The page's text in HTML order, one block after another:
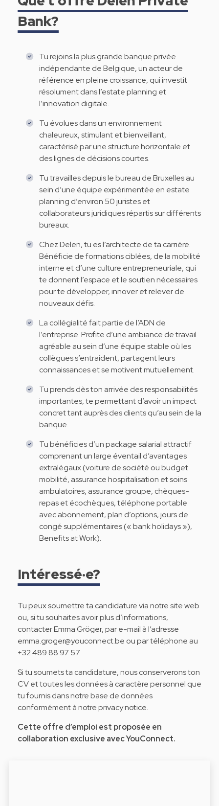
Bank?
Tu rejoins la plus grande banque privée
indépendante de Belgique, un acteur de
référence en pleine croissance, qui investit
résolument dans l’estate planning et
l’innovation digitale.
Tu évolues dans un environnement
chaleureux, stimulant et bienveillant,
caractérisé par une structure horizontale et
des lignes de décisions courtes.
Tu travailles depuis le bureau de Bruxelles au
sein d’une équipe expérimentée en estate
planning d’environ 50 juristes et
collaborateurs juridiques répartis sur différents
bureaux.
Chez Delen, tu es l’architecte de ta carrière.
Bénéficie de formations ciblées, de la mobilité
interne et d’une culture entrepreneuriale, qui
te donnent l’espace et le soutien nécessaires
pour te développer, innover et relever de
nouveaux défis.
La collégialité fait partie de l’ADN de
l’entreprise. Profite d’une ambiance de travail
agréable au sein d’une équipe stable où les
collègues s’entraident, partagent leurs
connaissances et se motivent mutuellement.
Tu prends dès ton arrivée des responsabilités
importantes, te permettant d’avoir un impact
concret tant auprès des clients qu’au sein de la
banque.
Tu bénéficies d’un package salarial attractif
comprenant un large éventail d’avantages
extralégaux (voiture de société ou budget
mobilité, assurance hospitalisation et soins
ambulatoires, assurance groupe, chèques-
repas et écochèques, téléphone portable
avec abonnement, plan d’options, jours de
congé supplémentaires (« bank holidays »),
Benefits at Work).
Intéressé·e?
Tu peux soumettre ta candidature via notre site web
ou, si tu souhaites avoir plus d’informations,
contacter Emma Gröger, par e-mail à l’adresse
emma.groger@youconnect.be ou par téléphone au
+32 489 88 97 57.
Si tu soumets ta candidature, nous conserverons ton
CV et toutes les données à caractère personnel que
tu fournis dans notre base de données
conformément à notreprivacy notice.
Cette offre d’emploi est proposée en
collaboration exclusive avec YouConnect.